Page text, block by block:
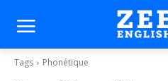
Tags Phonétique